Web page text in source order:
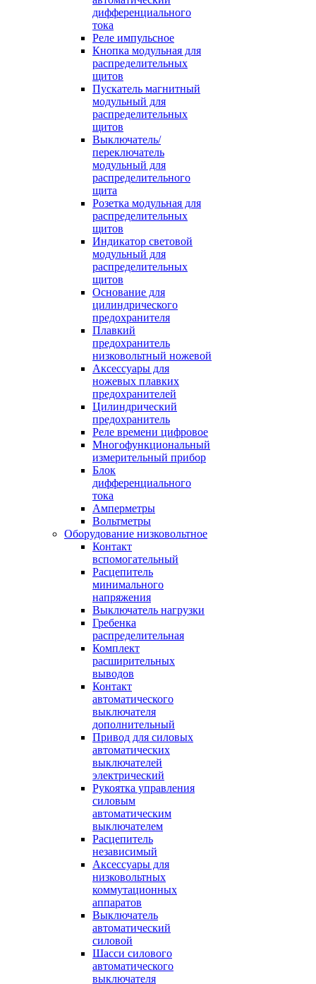
дифференциального
тока
Реле импульсное
Кнопка модульная для
распределительных
щитов
Пускатель магнитный
модульный для
распределительных
щитов
Выключатель/
переключатель
модульный для
распределительного
щита
Розетка модульная для
распределительных
щитов
Индикатор световой
модульный для
распределительных
щитов
Основание для
цилиндрического
предохранителя
Плавкий
предохранитель
низковольтный ножевой
Аксессуары для
ножевых плавких
предохранителей
Цилиндрический
предохранитель
Реле времени цифровое
Многофункциональный
измерительный прибор
Блок
дифференциального
тока
Амперметры
Вольтметры
Оборудование низковольтное
Контакт
вспомогательный
Расцепитель
минимального
напряжения
Выключатель нагрузки
Гребенка
распределительная
Комплект
расширительных
выводов
Контакт
автоматического
выключателя
дополнительный
Привод для силовых
автоматических
выключателей
электрический
Рукоятка управления
силовым
автоматическим
выключателем
Расцепитель
независимый
Аксессуары для
низковольтных
коммутационных
аппаратов
Выключатель
автоматический
силовой
Шасси силового
автоматического
выключателя